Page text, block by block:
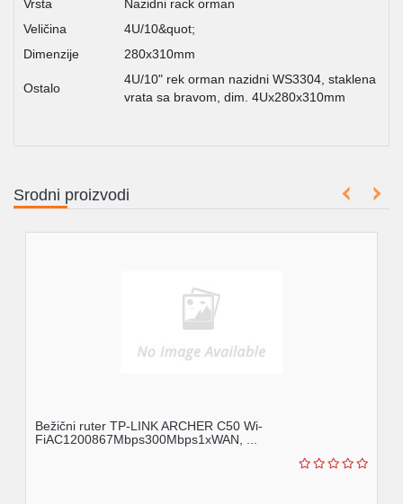
Vrsta
Nazidni rack orman
Veličina
4U/10&quot;
Dimenzije
280x310mm
Ostalo
4U/10" rek orman nazidni WS3304, staklena
vrata sa bravom, dim. 4Ux280x310mm
Srodni proizvodi
Bežični ruter TP-LINK ARCHER C50 Wi-
FiAC1200867Mbps300Mbps1xWAN, ...